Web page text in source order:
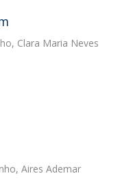
Clara Maria Neves
Aires Ademar